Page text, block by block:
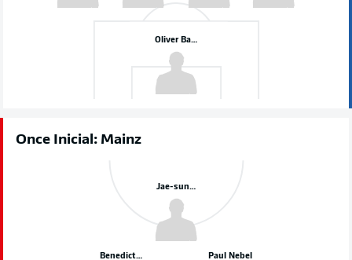
Oliver Baumann
Once Inicial: Mainz
Jae-sung Lee
Paul Nebel
Benedict Hollerbach